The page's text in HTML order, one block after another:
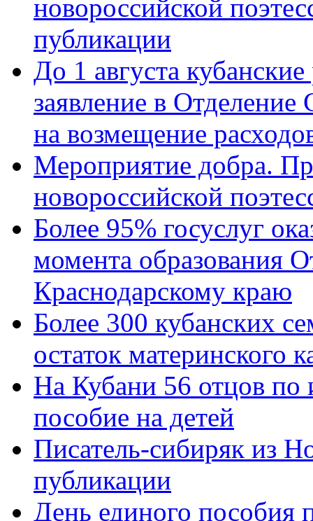
новороссийской
публикации
До 1 августа
заявление в
на возмещение
Мероприятие добра.
новороссийской
Более 95% госуслуг
момента образования
Краснодарскому краю
Более 300 кубанских
остаток материнского
На Кубани 56 отцов по
пособие на детей
Писатель-сибиряк из
публикации
День единого пособия